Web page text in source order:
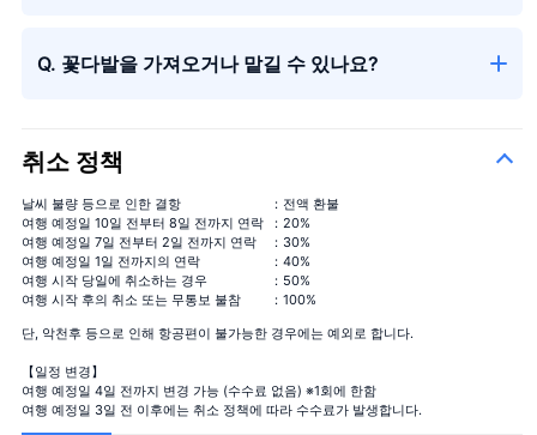
시즌의 꽃다발
시즌의 꽃다발
Q. 꽃다발을 가져오거나 맡길 수 있나요?
취소 정책
날씨 불량 등으로 인한 결항
：전액 환불
여행 예정일 10일 전부터 8일 전까지 연락
：20%
여행 예정일 7일 전부터 2일 전까지 연락
：30%
여행 예정일 1일 전까지의 연락
：40%
여행 시작 당일에 취소하는 경우
：50%
여행 시작 후의 취소 또는 무통보 불참
：100%
단, 악천후 등으로 인해 항공편이 불가능한 경우에는 예외로 합니다.
【일정 변경】
여행 예정일 4일 전까지 변경 가능 (수수료 없음) ※1회에 한함
여행 예정일 3일 전 이후에는 취소 정책에 따라 수수료가 발생합니다.